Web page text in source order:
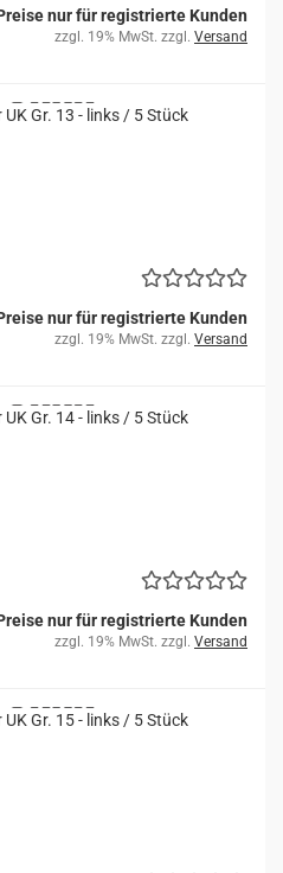
nur für registrierte Kunden
zzgl. 19% MwSt. zzgl. Versand
Gr. 13 - links / 5 Stück
nur für registrierte Kunden
zzgl. 19% MwSt. zzgl. Versand
Gr. 14 - links / 5 Stück
nur für registrierte Kunden
zzgl. 19% MwSt. zzgl. Versand
Gr. 15 - links / 5 Stück